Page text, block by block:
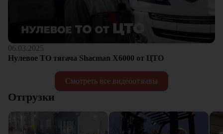
Смотреть все видеоотзывы
06.03.2025
Нулевое ТО тягача Shacman Х6000 от ЦТО
Отгрузки